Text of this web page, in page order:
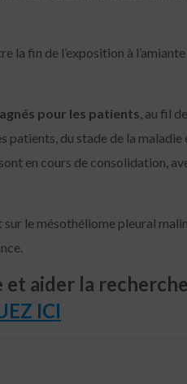
la fin de l’exposition à
pour les patients, au fil
patients, du stade de la
en cours de consolidation,
sur le mésothéliome pleural
aider la
ICI